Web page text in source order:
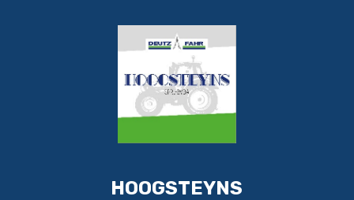
HOOGSTEYNS